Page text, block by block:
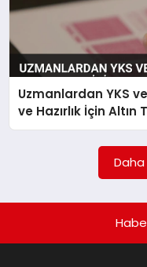
Uzmanlardan YKS
ve Hazırlık İçin Altın
Daha